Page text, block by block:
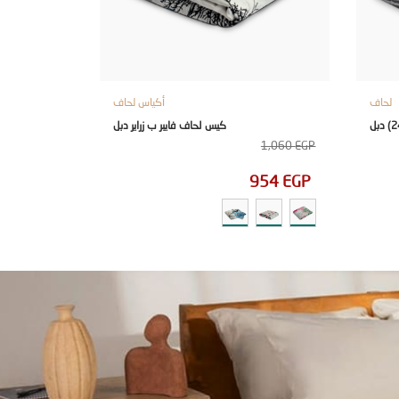
لحاف
أكياس لحاف
كيس لحاف فايبر ب زراير دبل
1,060EGP
954 EGP